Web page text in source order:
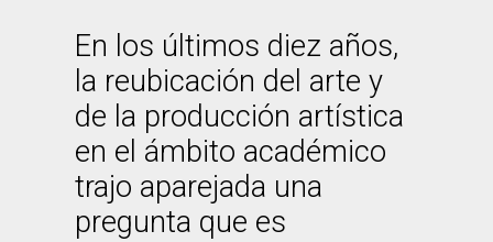
En los últimos diez años,
la reubicación del arte y
de la producción artística
en el ámbito académico
trajo aparejada una
pregunta que es